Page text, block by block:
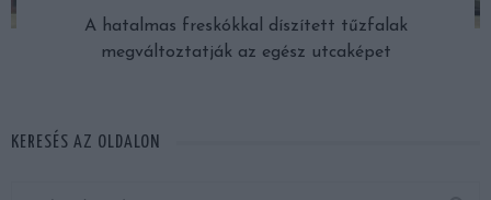
A hatalmas freskókkal díszített tűzfalak
megváltoztatják az egész utcaképet
KERESÉS AZ OLDALON